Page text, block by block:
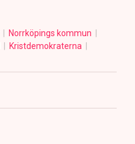
Norrköpings kommun
Kristdemokraterna